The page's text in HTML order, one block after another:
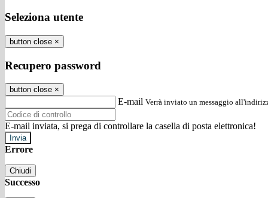
Seleziona utente
button close ×
Recupero password
button close ×
E-mail Verrà inviato un messaggio
E-mail inviata, si prega di controllare la casella di posta elettronica!
Errore
Chiudi
Successo